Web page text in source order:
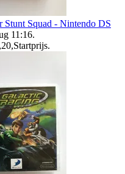
Stunt Squad - Nintendo DS
11:16.
,Startprijs.